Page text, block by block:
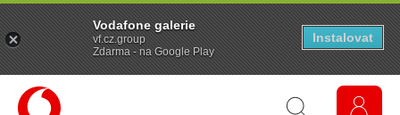
Vodafone galerie
vf.cz.group
Zdarma - na Google Play
Instalovat